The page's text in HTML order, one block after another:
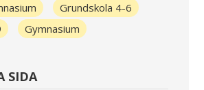
Grundskola 4-6
Gymnasium
SIDA